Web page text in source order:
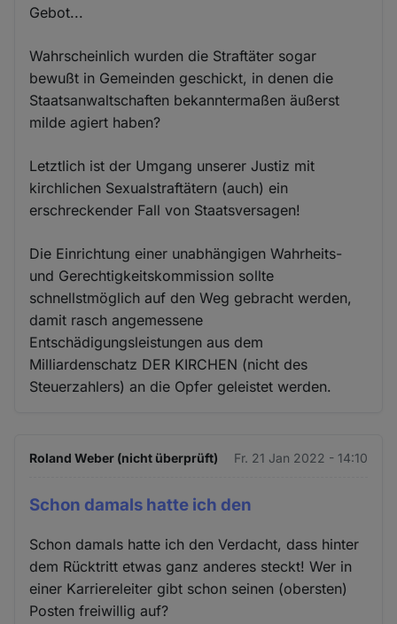
Gebot...
Wahrscheinlich wurden die Straftäter sogar
bewußt in Gemeinden geschickt, in denen die
Staatsanwaltschaften bekanntermaßen äußerst
milde agiert haben?
Letztlich ist der Umgang unserer Justiz mit
kirchlichen Sexualstraftätern (auch) ein
erschreckender Fall von Staatsversagen!
Die Einrichtung einer unabhängigen Wahrheits-
und Gerechtigkeitskommission sollte
schnellstmöglich auf den Weg gebracht werden,
damit rasch angemessene
Entschädigungsleistungen aus dem
Milliardenschatz DER KIRCHEN (nicht des
Steuerzahlers) an die Opfer geleistet werden.
Roland Weber (nicht überprüft) Fr. 21 Jan 2022 - 14:10
Schon damals hatte ich den
Schon damals hatte ich den Verdacht, dass hinter
dem Rücktritt etwas ganz anderes steckt! Wer in
einer Karriereleiter gibt schon seinen (obersten)
Posten freiwillig auf?